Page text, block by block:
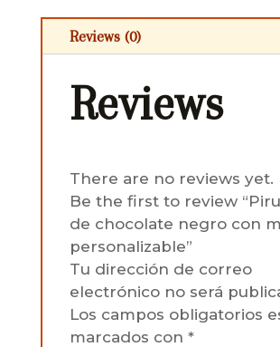
Reviews (0)
Reviews
There are no reviews yet.
Be the first to review
de chocolate negro con
personalizable”
Tu dirección de correo
electrónico no será
Los campos obligatorios
marcados con *